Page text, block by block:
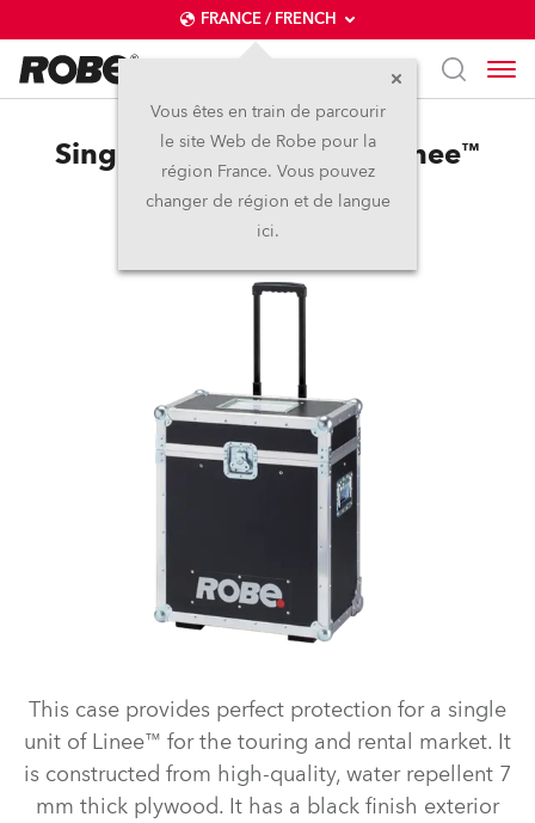
FRANCE / FRENCH
Vous êtes en train de parcourir
le site Web de Robe pour la
région France. Vous pouvez
changer de région et de langue
ici.
Single Top Loader Case Linee™
Arrêté
This case provides perfect protection for a single
unit of Linee™ for the touring and rental market. It
is constructed from high-quality, water repellent 7
mm thick plywood. It has a black finish exterior